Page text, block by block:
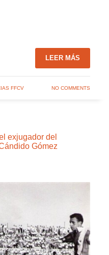
LEER MÁS
FFCV NO COMMENTS
exjugador del
Gómez